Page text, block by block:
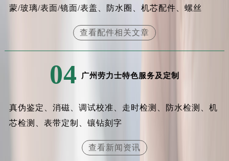
蒙/玻璃/表面/镜面/表盖、防水圈、机芯配件、螺丝
查看配件相关文章
04 广州劳力士特色服务及定制
真伪鉴定、消磁、调试校准、走时检测、防水检测、机
芯检测、表带定制、镶钻刻字
查看新闻资讯